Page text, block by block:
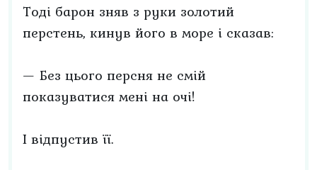
Тоді барон зняв з руки золотий
перстень, кинув його в море і сказав:
— Без цього персня не смій
показуватися мені на очі!
І відпустив її.